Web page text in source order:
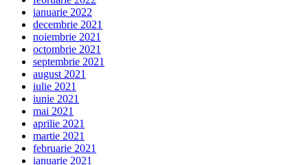
ianuarie 2022
decembrie 2021
noiembrie 2021
octombrie 2021
septembrie 2021
august 2021
iulie 2021
iunie 2021
mai 2021
aprilie 2021
martie 2021
februarie 2021
ianuarie 2021